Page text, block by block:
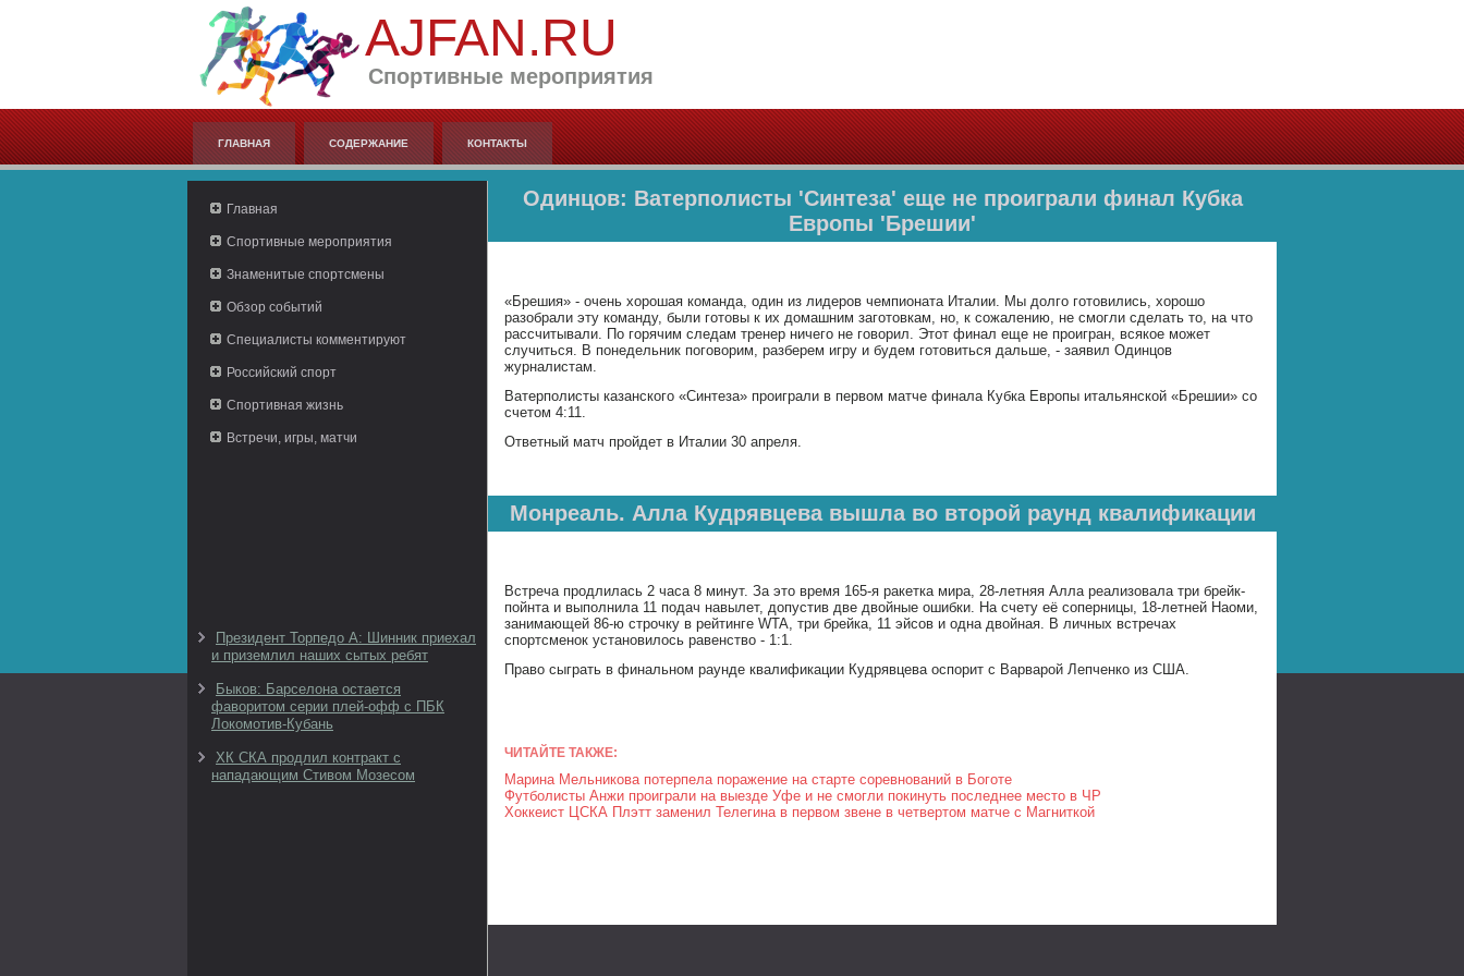
AJFAN.RU
Спортивные мероприятия
ГЛАВНАЯ СОДЕРЖАНИЕ КОНТАКТЫ
Главная
Спортивные мероприятия
Знаменитые спортсмены
Обзор событий
Специалисты комментируют
Российский спорт
Спортивная жизнь
Встречи, игры, матчи
Президент Торпедо А: Шинник приехал
и приземлил наших сытых ребят
Быков: Барселона остается
фаворитом серии плей-офф с ПБК
Локомотив-Кубань
ХК СКА продлил контракт с
нападающим Стивом Мозесом
Одинцов: Ватерполисты 'Синтеза' еще не проиграли финал Кубка
Европы 'Брешии'
«Брешия» - очень хорошая команда, один из лидеров чемпионата Италии. Мы долго готовились, хорошо
разобрали эту команду, были готовы к их домашним заготовкам, но, к сожалению, не смогли сделать то, на что
рассчитывали. По горячим следам тренер ничего не говорил. Этот финал еще не проигран, всякое может
случиться. В понедельник поговорим, разберем игру и будем готовиться дальше, - заявил Одинцов
журналистам.
Ватерполисты казанского «Синтеза» проиграли в первом матче финала Кубка Европы итальянской «Брешии» со
счетом 4:11.
Ответный матч пройдет в Италии 30 апреля.
Монреаль. Алла Кудрявцева вышла во второй раунд квалификации
Встреча продлилась 2 часа 8 минут. За это время 165-я ракетка мира, 28-летняя Алла реализовала три брейк-
пойнта и выполнила 11 подач навылет, допустив две двойные ошибки. На счету её соперницы, 18-летней Наоми,
занимающей 86-ю строчку в рейтинге WTA, три брейка, 11 эйсов и одна двойная. В личных встречах
спортсменок установилось равенство - 1:1.
Право сыграть в финальном раунде квалификации Кудрявцева оспорит с Варварой Лепченко из США.
ЧИТАЙТЕ ТАКЖЕ:
Марина Мельникова потерпела поражение на старте соревнований в Боготе
Футболисты Анжи проиграли на выезде Уфе и не смогли покинуть последнее место в ЧР
Хоккеист ЦСКА Плэтт заменил Телегина в первом звене в четвертом матче с Магниткой